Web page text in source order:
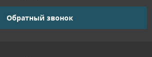
Обратный звонок